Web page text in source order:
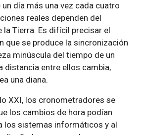
día más una vez cada cuatro
reales dependen del
la Tierra. Es difícil precisar el
que se produce la sincronización
minúscula del tiempo de un
distancia entre ellos cambia,
una diana.
XXI, los cronometradores se
los cambios de hora podían
los sistemas informáticos y al